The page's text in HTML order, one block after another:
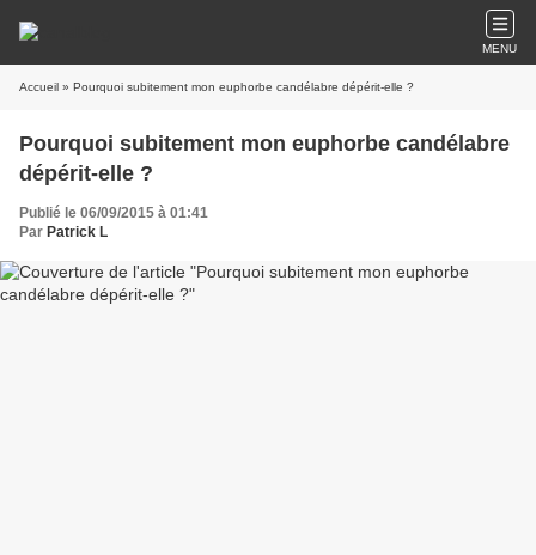
MENU
Accueil » Pourquoi subitement mon euphorbe candélabre dépérit-elle ?
Pourquoi subitement mon euphorbe candélabre
dépérit-elle ?
Publié le 06/09/2015 à 01:41
Par Patrick L